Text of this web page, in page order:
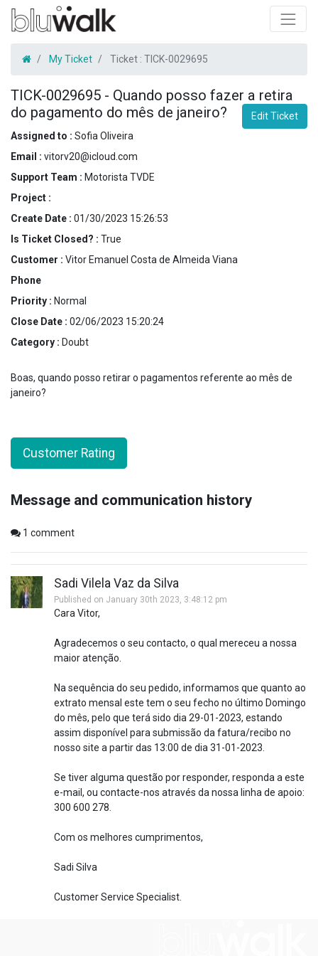
My Ticket Ticket : TICK-0029695
TICK-0029695 - Quando posso fazer a retira
do pagamento do mês de janeiro?
Edit Ticket
Assigned to : Sofia Oliveira
Email : vitorv20@icloud.com
Support Team : Motorista TVDE
Project :
Create Date : 01/30/2023 15:26:53
Is Ticket Closed? : True
Customer : Vitor Emanuel Costa de Almeida Viana
Phone
Priority : Normal
Close Date : 02/06/2023 15:20:24
Category : Doubt
Boas, quando posso retirar o pagamentos referente ao mês de
janeiro?
Customer Rating
Message and communication history
1 comment
Sadi Vilela Vaz da Silva
Published on January 30th 2023, 3:48:12 pm
Cara Vitor,
Agradecemos o seu contacto, o qual mereceu a nossa
maior atenção.
Na sequência do seu pedido, informamos que quanto ao
extrato mensal este tem o seu fecho no último Domingo
do mês, pelo que terá sido dia 29-01-2023, estando
assim disponível para submissão da fatura/recibo no
nosso site a partir das 13:00 de dia 31-01-2023.
Se tiver alguma questão por responder, responda a este
e-mail, ou contacte-nos através da nossa linha de apoio:
300 600 278.
Com os melhores cumprimentos,
Sadi Silva
Customer Service Specialist.